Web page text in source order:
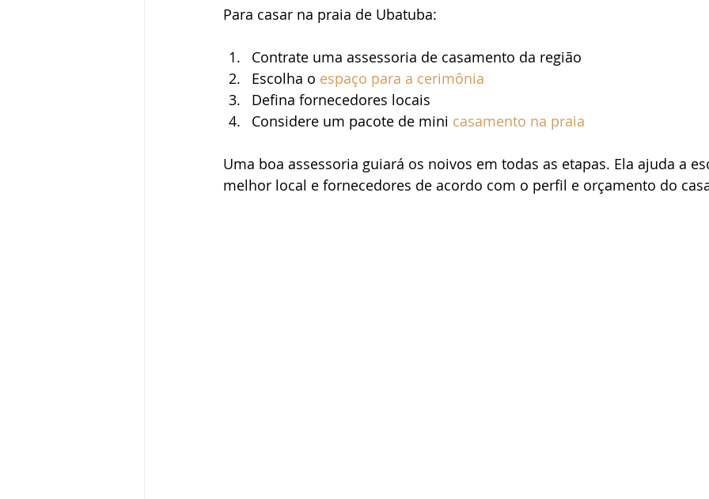
Para casar na praia de Ubatuba:
Contrate uma assessoria de casamento da região
Escolha o espaço para a cerimônia
Defina fornecedores locais
Considere um pacote de mini casamento na praia
Uma boa assessoria guiará os noivos em todas as etapas. Ela ajuda a
melhor local e fornecedores de acordo com o perfil e orçamento do